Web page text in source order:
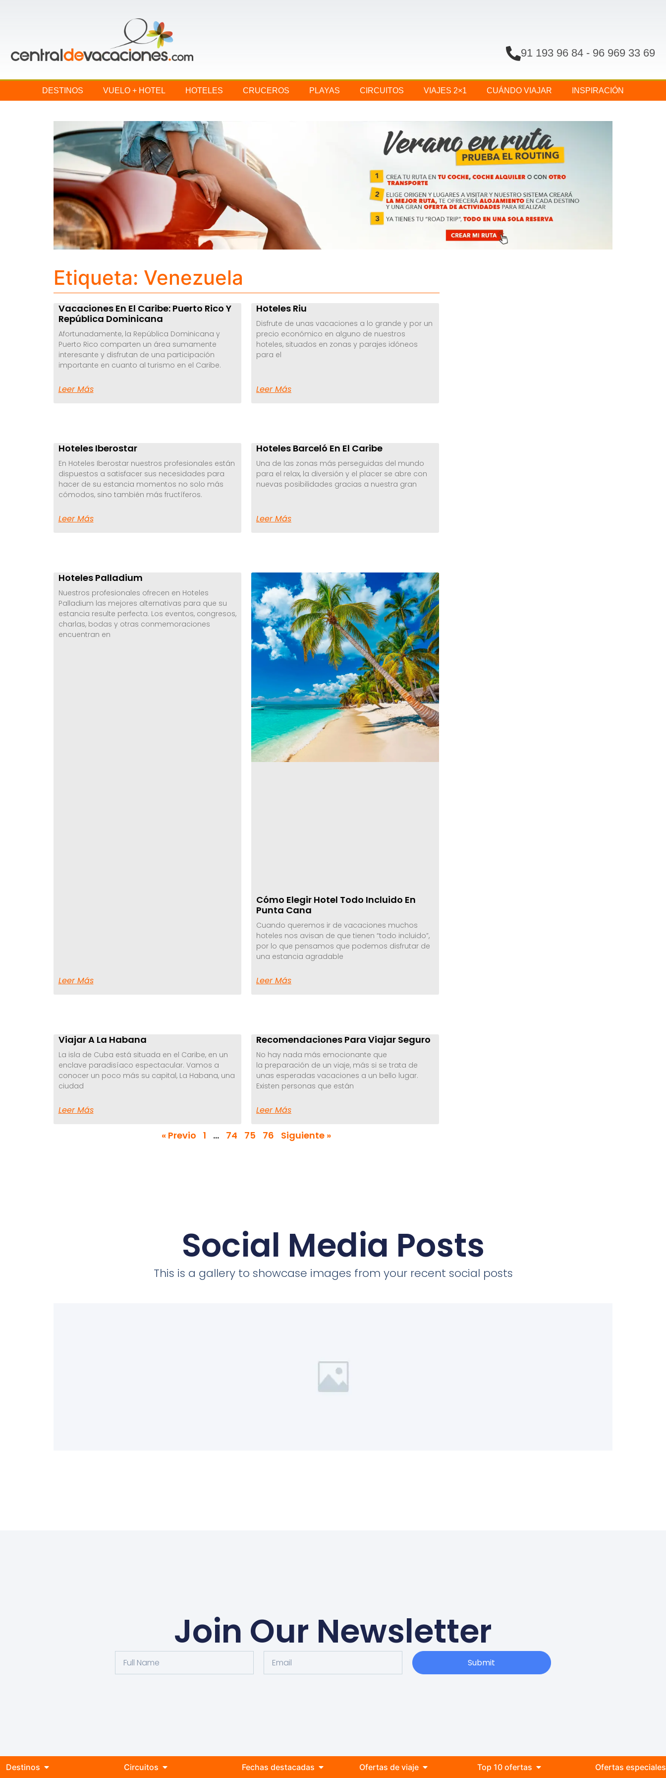
91 193 96 84- 96 969 33 69
DESTINOS VUELO + HOTEL HOTELES CRUCEROS PLAYAS CIRCUITOS VIAJES 2×1 CUÁNDO VIAJAR INSPIRACIÓN
Etiqueta: Venezuela
Vacaciones En El Caribe: Puerto Rico Y
República Dominicana
Afortunadamente, la República Dominicana y
Puerto Rico comparten un área sumamente
interesante y disfrutan de una participación
importante en cuanto al turismo en el Caribe.
Leer Más
Hoteles Riu
Disfrute de unas vacaciones a lo grande y por un
precio económico en alguno de nuestros
hoteles, situados en zonas y parajes idóneos
para el
Leer Más
Hoteles Iberostar
En Hoteles Iberostar nuestros profesionales están
dispuestos a satisfacer sus necesidades para
hacer de su estancia momentos no solo más
cómodos, sino también más fructíferos.
Leer Más
Hoteles Barceló En El Caribe
Una de las zonas más perseguidas del mundo
para el relax, la diversión y el placer se abre con
nuevas posibilidades gracias a nuestra gran
Leer Más
Hoteles Palladium
Nuestros profesionales ofrecen en Hoteles
Palladium las mejores alternativas para que su
estancia resulte perfecta. Los eventos, congresos,
charlas, bodas y otras conmemoraciones
encuentran en
Leer Más
Cómo Elegir Hotel Todo Incluido En
Punta Cana
Cuando queremos ir de vacaciones muchos
hoteles nos avisan de que tienen “todo incluido”,
por lo que pensamos que podemos disfrutar de
una estancia agradable
Leer Más
Viajar A La Habana
La isla de Cuba está situada en el Caribe, en un
enclave paradisíaco espectacular. Vamos a
conocer un poco más su capital, La Habana, una
ciudad
Leer Más
Recomendaciones Para Viajar Seguro
No hay nada más emocionante que
la preparación de un viaje, más si se trata de
unas esperadas vacaciones a un bello lugar.
Existen personas que están
Leer Más
« Previo 1 … 74 75 76 Siguiente »
Social Media Posts
This is a gallery to showcase images from your recent social posts
Join Our Newsletter
Submit
Destinos Circuitos Fechas destacadas Ofertas de viaje Top 10 ofertas Ofertas especiales